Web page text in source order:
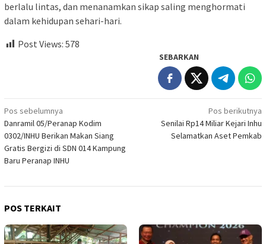
berlalu lintas, dan menanamkan sikap saling menghormati
dalam kehidupan sehari-hari.
Post Views: 578
SEBARKAN
Navigasi
pos
Pos sebelumnya
Danramil 05/Peranap Kodim
0302/INHU Berikan Makan Siang
Gratis Bergizi di SDN 014 Kampung
Baru Peranap INHU
Pos berikutnya
Senilai Rp14 Miliar Kejari Inhu
Selamatkan Aset Pemkab
POS TERKAIT